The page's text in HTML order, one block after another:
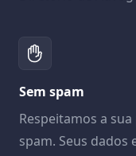
Sem spam
Respeitamos a
spam. Seus dados